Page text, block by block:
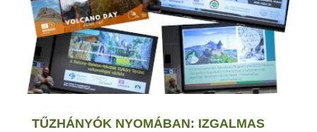
TŰZHÁNYÓK NYOMÁBAN: IZGALMAS